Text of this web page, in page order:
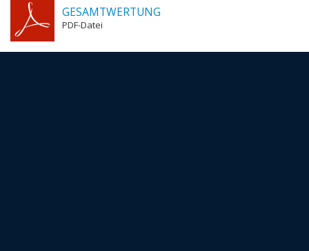
GESAMTWERTUNG
PDF-Datei